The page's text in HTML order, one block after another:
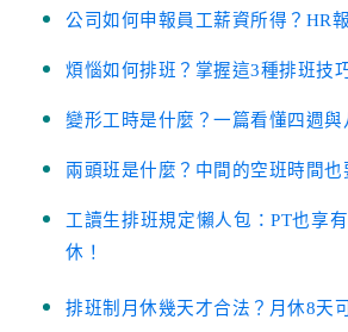
公司如何申報員工薪資所得？HR
煩惱如何排班？掌握這3種排班技
變形工時是什麼？一篇看懂四週與
兩頭班是什麼？中間的空班時間也
工讀生排班規定懶人包：PT也享
休！
排班制月休幾天才合法？月休8天